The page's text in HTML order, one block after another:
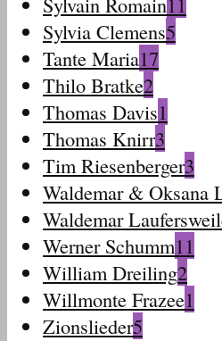
Sylvia Clemens5
Tante Maria17
Thilo Bratke2
Thomas Davis1
Thomas Knirr3
Tim Riesenberger3
Waldemar & Oksana
Waldemar
Werner Schumm11
William Dreiling2
Willmonte Frazee1
Zionslieder5